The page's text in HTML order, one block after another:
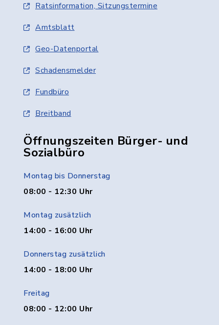
Ratsinformation, Sitzungstermine
Amtsblatt
Geo-Datenportal
Schadensmelder
Fundbüro
Breitband
Öffnungszeiten Bürger- und
Sozialbüro
Montag bis Donnerstag
08:00 - 12:30 Uhr
Montag zusätzlich
14:00 - 16:00 Uhr
Donnerstag zusätzlich
14:00 - 18:00 Uhr
Freitag
08:00 - 12:00 Uhr